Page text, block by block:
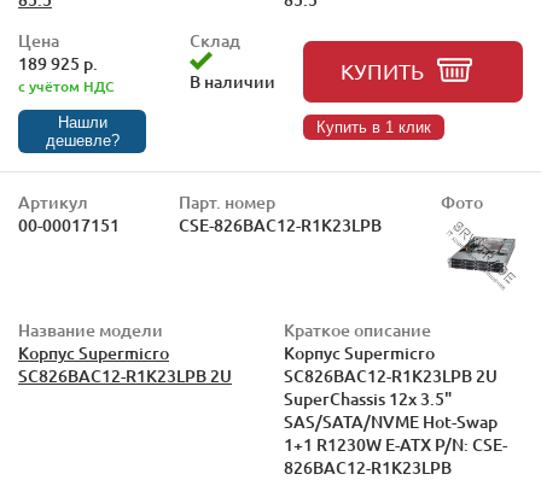
Цена
189 925 р.
с учётом НДС
Нашли
дешевле?
Склад
В наличии
КУПИТЬ
Купить в 1 клик
Артикул
00-00017151
Парт. номер
CSE-826BAC12-R1K23LPB
Фото
Название модели
Корпус Supermicro
SC826BAC12-R1K23LPB 2U
Краткое описание
Корпус Supermicro
SC826BAC12-R1K23LPB 2U
SuperChassis 12x 3.5"
SAS/SATA/NVME Hot-Swap
1+1 R1230W E-ATX P/N: CSE-
826BAC12-R1K23LPB